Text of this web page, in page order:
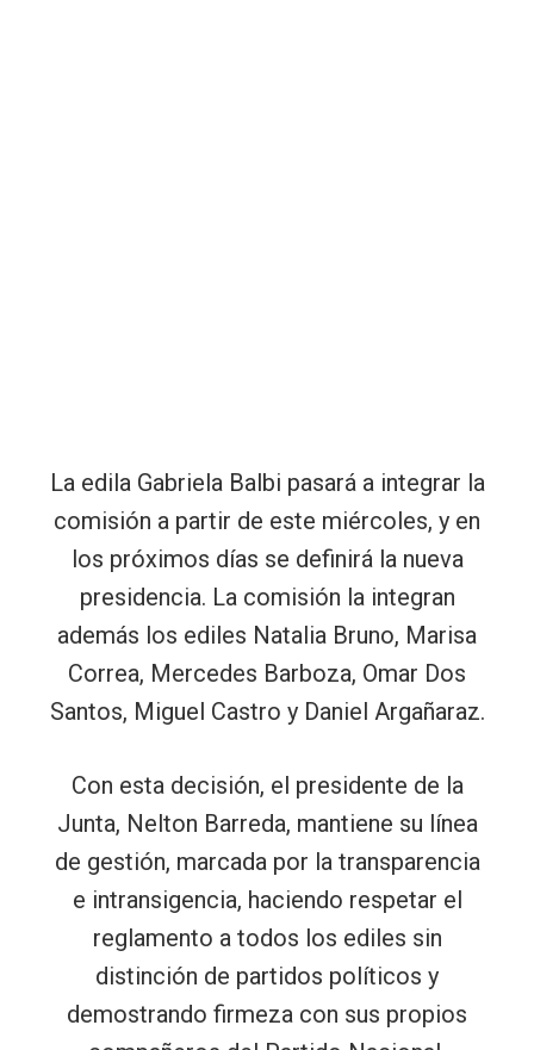
La edila Gabriela Balbi pasará a integrar la
comisión a partir de este miércoles, y en
los próximos días se definirá la nueva
presidencia. La comisión la integran
además los ediles Natalia Bruno, Marisa
Correa, Mercedes Barboza, Omar Dos
Santos, Miguel Castro y Daniel Argañaraz.
Con esta decisión, el presidente de la
Junta, Nelton Barreda, mantiene su línea
de gestión, marcada por la transparencia
e intransigencia, haciendo respetar el
reglamento a todos los ediles sin
distinción de partidos políticos y
demostrando firmeza con sus propios